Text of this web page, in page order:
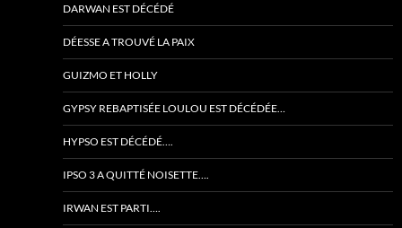
DARWAN EST DÉCÉDÉ
DÉESSE A TROUVÉ LA PAIX
GUIZMO ET HOLLY
GYPSY REBAPTISÉE LOULOU EST DÉCÉDÉE…
HYPSO EST DÉCÉDÉ….
IPSO 3 A QUITTÉ NOISETTE….
IRWAN EST PARTI….